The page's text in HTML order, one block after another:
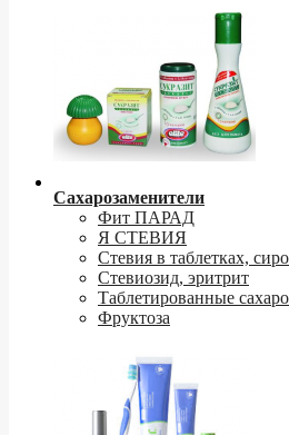
Сахарозаменители
Фит ПАРАД
Я СТЕВИЯ
Стевия в таблетках,
Стевиозид, эритрит
Таблетированные
Фруктоза